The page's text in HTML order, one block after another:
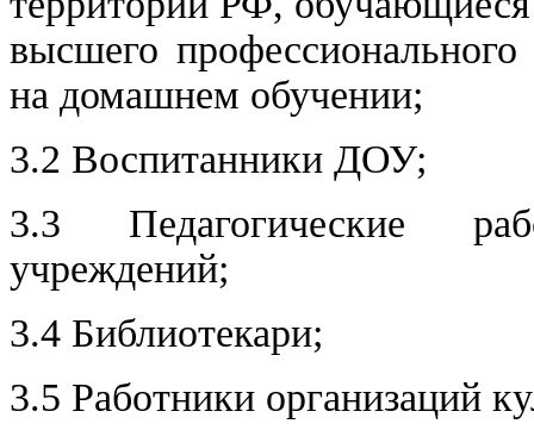
высшего
на домашнем обучении;
3.2 Воспитанники ДОУ;
3.3 Педагогические
учреждений;
3.4 Библиотекари;
3.5 Работники организаций